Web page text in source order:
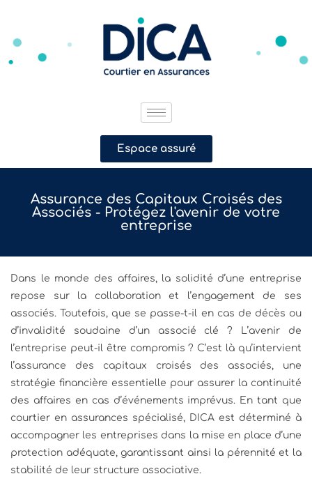
Espace assuré
Assurance des Capitaux Croisés des
Associés - Protégez l'avenir de votre
entreprise
Dans le monde des affaires, la solidité d’une entreprise
repose sur la collaboration et l’engagement de ses
associés. Toutefois, que se passe-t-il en cas de décès ou
d’invalidité soudaine d’un associé clé ? L’avenir de
l’entreprise peut-il être compromis ? C’est là qu’intervient
l’assurance des capitaux croisés des associés, une
stratégie financière essentielle pour assurer la continuité
des affaires en cas d’événements imprévus. En tant que
courtier en assurances spécialisé, DICA est déterminé à
accompagner les entreprises dans la mise en place d’une
protection adéquate, garantissant ainsi la pérennité et la
stabilité de leur structure associative.